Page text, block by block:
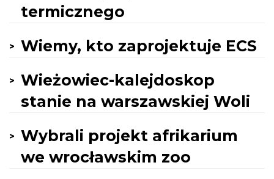
termicznego
Wiemy, kto zaprojektuje ECS
Wieżowiec-kalejdoskop
stanie na warszawskiej Woli
Wybrali projekt afrikarium
we wrocławskim zoo